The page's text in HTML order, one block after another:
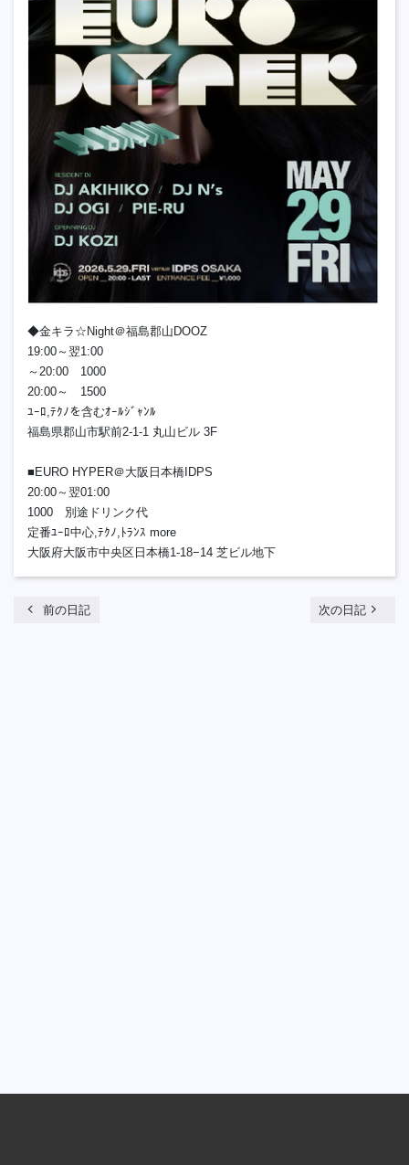
◆金キラ☆Night＠福島郡山DOOZ
19:00～翌1:00
～20:00 1000
20:00～ 1500
ﾕｰﾛ,ﾃｸﾉを含むｵｰﾙｼﾞｬﾝﾙ
福島県郡山市駅前2-1-1 丸山ビル 3F
■EURO HYPER＠大阪日本橋IDPS
20:00～翌01:00
1000 別途ドリンク代
定番ﾕｰﾛ中心,ﾃｸﾉ,ﾄﾗﾝｽ more
大阪府大阪市中央区日本橋1-18−14 芝ビル地下
chevron_left 前の日記 次の日記 navigate_next